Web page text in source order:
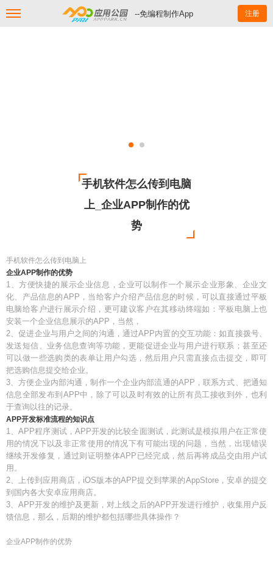
--免编程制作App 注册
手机软件怎么传到电脑
上_企业APP制作的优
势
手机软件怎么传到电脑上
企业APP制作的优势
1、方便快捷的展示企业信息，企业可以制作一个展示企业形象、企业文
化、产品信息的APP，当给客户介绍产品信息的时候，可以直接通过平板
电脑给客户进行展示介绍，更可建议客户在其移动终端如：平板电脑上也
安装一个企业信息展示的APP，当然，
2、促进企业与用户之间的沟通，通过APP内置的交互功能：如直接拨号、
发送短信、业务信息查询等功能，更能促进企业与用户进行联系；甚至还
可以做一些选购类的表单让用户勾选，然后用户只需直接点击提交，即可
把选购信息提交给企业。
3、方便企业内部沟通，制作一个企业内部流通的APP，联系方式、把通知
信息全部发布到APP中，除了可以及时有效的让所有员工接收到外，也利
于查询以往的记录。
APP开发标准流程的知识点
1、APP程序测试，APP开发的比较全面测试，此测试是模拟用户在正常使
用的情况下以及非正常使用的情况下有可能出现的问题，当然，出现错误
继续开发修复，通过则证明整体APP已经完成，然后再将成品交由用户试
用。
2、上传到应用商店，iOS版本的APP提交到苹果的AppStore，安卓的提交
到国内各大安卓应用商店。
3、APP开发的维护及更新，对上线之后的APP开发进行维护，收集用户反
馈信息，那么，后期的维护都包括哪些具体操作？
企业APP制作的优势